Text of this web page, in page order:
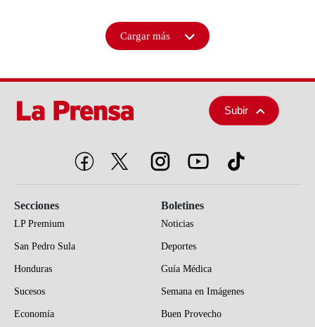
Cargar más
Subir
Secciones
LP Premium
San Pedro Sula
Honduras
Sucesos
Economía
Boletines
Noticias
Deportes
Guía Médica
Semana en Imágenes
Buen Provecho